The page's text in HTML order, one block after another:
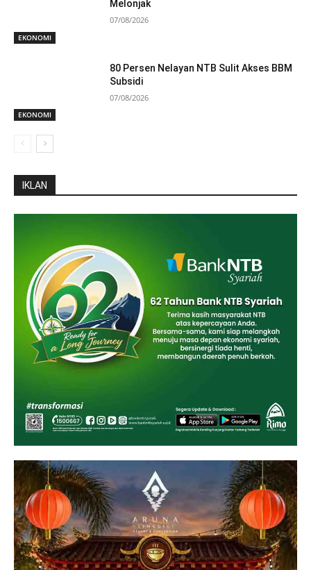
EKONOMI
Melonjak
07/08/2026
EKONOMI
80 Persen Nelayan NTB Sulit Akses BBM
Subsidi
07/08/2026
IKLAN